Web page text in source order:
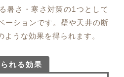
暑さ・寒さ対策の1つとして
ーションです。壁や天井の断
うな効果を得られます。
れる効果